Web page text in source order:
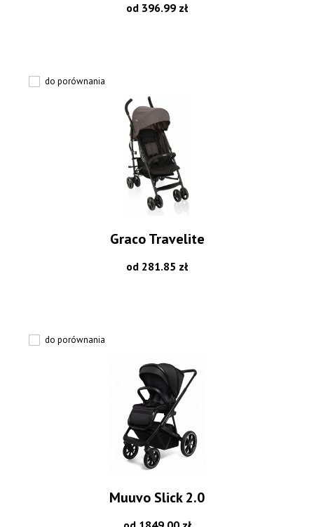
od 396.99 zł
do porównania
Graco Travelite
od 281.85 zł
do porównania
Muuvo Slick 2.0